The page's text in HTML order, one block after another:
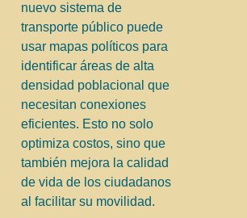
nuevo sistema de
transporte público puede
usar mapas políticos para
identificar áreas de alta
densidad poblacional que
necesitan conexiones
eficientes. Esto no solo
optimiza costos, sino que
también mejora la calidad
de vida de los ciudadanos
al facilitar su movilidad.